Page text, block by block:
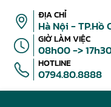
ĐỊA CHỈ
Hà Nội - TP.Hồ
GIỜ LÀM VIỆC
08h00 ->
HOTLINE
0794.80.8888